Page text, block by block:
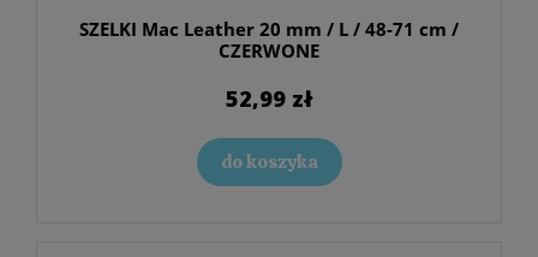
SZELKI Mac Leather 20 mm / L / 48-71 cm /
CZERWONE
52,99 zł
do koszyka